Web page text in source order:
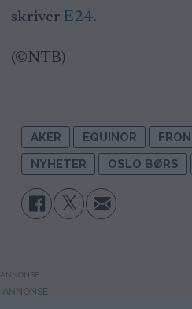
skriver E24.
(©NTB)
AKER EQUINOR
NYHETER
OSLO BØRS
ANNONSE